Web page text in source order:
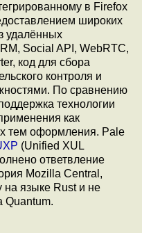
в Firefox
широких
удалённых
Social API, WebRTC,
код для сбора
контроля и
По сравнению
технологии
как
тем оформления. Pale
(Unified XUL
ответвление
Mozilla Central,
на языке Rust и не
Quantum.